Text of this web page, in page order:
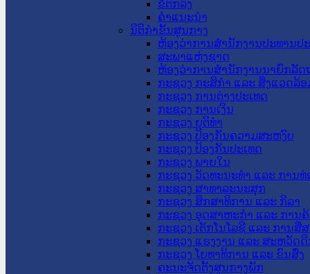
ຂໍ້ຕົກລົງ
ຄໍາແນະນໍາ
ນິຕິກໍາຂັ້ນສູນກາງ
ຫ້ອງວ່າການສໍານັກງານປະທານປ
ສະພາແຫ່ງຊາດ
ຫ້ອງວ່າການສຳນັກງານນາຍົກລັດ
ກະຊວງ ກະສິກຳ ແລະ ສິ່ງແວດລ້ອ
ກະຊວງ ການຕ່າງປະເທດ
ກະຊວງ ການເງິນ
ກະຊວງ ຍຸຕິທໍາ
ກະຊວງ ປ້ອງກັນຄວາມສະຫງົບ
ກະຊວງ ປ້ອງກັນປະເທດ
ກະຊວງ ພາຍໃນ
ກະຊວງ ວັດທະນະທຳ ແລະ ການທ່
ກະຊວງ ສາທາລະນະສຸກ
ກະຊວງ ສຶກສາທິການ ແລະ ກິລາ
ກະຊວງ ອຸດສາຫະກຳ ແລະ ການຄ້
ກະຊວງ ເຕັກໂນໂລຊີ ແລະ ການສື່
ກະຊວງ ແຮງງານ ແລະ ສະຫວັດ
ກະຊວງ ໂຍທາທິການ ແລະ ຂົນສົ່ງ
ຄະນະຈັດຕັ້ງສູນກາງພັກ